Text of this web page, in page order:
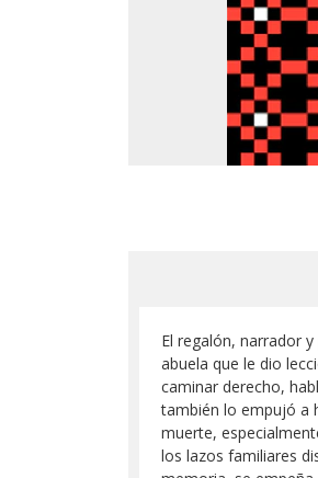
El regalón, narrador
abuela que le dio
caminar derecho,
también lo empujó a
muerte,
los lazos familiares